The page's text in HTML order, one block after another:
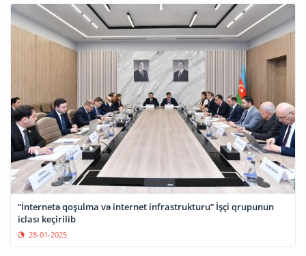
“İnternetə qoşulma və internet infrastrukturu” İşçi qrupunun
iclası keçirilib
28-01-2025